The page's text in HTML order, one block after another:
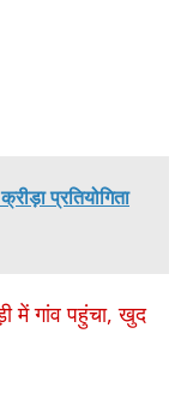
प्रतियोगिता
में गांव पहुंचा, खुद